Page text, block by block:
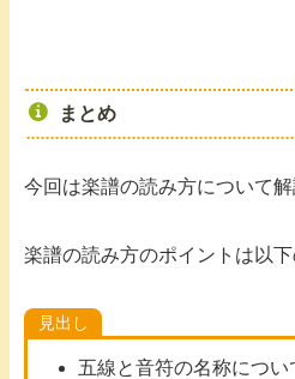
まとめ
今回は楽譜の読み方について解
楽譜の読み方のポイントは以下
見出し
五線と音符の名称につい